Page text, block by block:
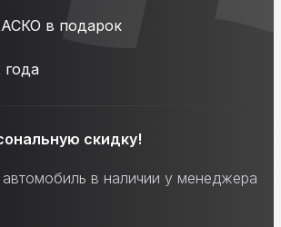
в подарок
года
скидку!
в наличии у менеджера